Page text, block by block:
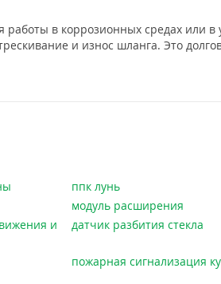
в коррозионных средах или в
и износ шланга. Это
ппк лунь
модуль расширения
и
датчик разбития стекла
пожарная сигнализация